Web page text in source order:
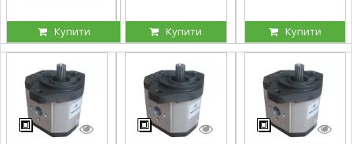
Купити Купити Купити